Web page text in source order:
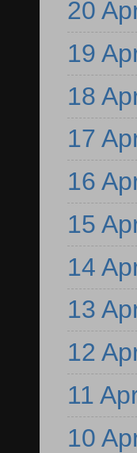
20
19
18
17
16
15
14
13
12
11
10